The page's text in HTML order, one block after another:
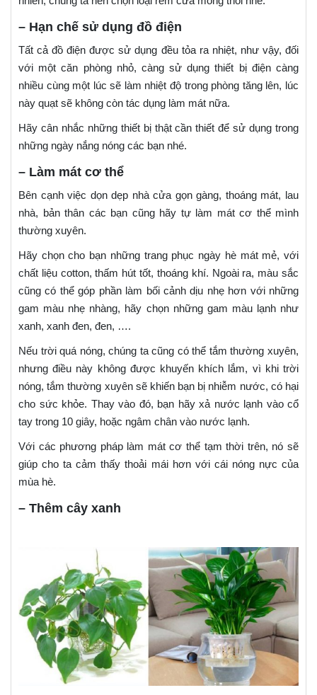
– Hạn chế sử dụng đồ điện
Tất cả đồ điện được sử dụng đều tỏa ra nhiệt, như vậy, đối
với một căn phòng nhỏ, càng sử dụng thiết bị điện càng
nhiều cùng một lúc sẽ làm nhiệt độ trong phòng tăng lên, lúc
này quạt sẽ không còn tác dụng làm mát nữa.
Hãy cân nhắc những thiết bị thật cần thiết để sử dụng trong
những ngày nắng nóng các bạn nhé.
– Làm mát cơ thể
Bên cạnh việc dọn dẹp nhà cửa gọn gàng, thoáng mát, lau
nhà, bản thân các bạn cũng hãy tự làm mát cơ thể mình
thường xuyên.
Hãy chọn cho bạn những trang phục ngày hè mát mẻ, với
chất liệu cotton, thấm hút tốt, thoáng khí. Ngoài ra, màu sắc
cũng có thể góp phần làm bối cảnh dịu nhẹ hơn với những
gam màu nhẹ nhàng, hãy chọn những gam màu lạnh như
xanh, xanh đen, đen, ….
Nếu trời quá nóng, chúng ta cũng có thể tắm thường xuyên,
nhưng điều này không được khuyến khích lắm, vì khi trời
nóng, tắm thường xuyên sẽ khiến bạn bị nhiễm nước, có hại
cho sức khỏe. Thay vào đó, bạn hãy xả nước lạnh vào cổ
tay trong 10 giây, hoặc ngâm chân vào nước lạnh.
Với các phương pháp làm mát cơ thể tạm thời trên, nó sẽ
giúp cho ta cảm thấy thoải mái hơn với cái nóng nực của
mùa hè.
– Thêm cây xanh